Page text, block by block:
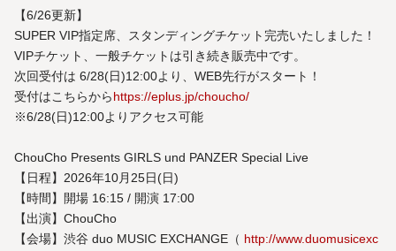
【6/26更新】
SUPER VIP指定席、スタンディングチケット完売いたしました！
VIPチケット、一般チケットは引き続き販売中です。
次回受付は 6/28(日)12:00より、WEB先行がスタート！
受付はこちらからhttps://eplus.jp/choucho/
※6/28(日)12:00よりアクセス可能
ChouCho Presents GIRLS und PANZER Special Live
【日程】2026年10月25日(日)
【時間】開場 16:15 / 開演 17:00
【出演】ChouCho
【会場】渋谷 duo MUSIC EXCHANGE（ http://www.duomusicexc